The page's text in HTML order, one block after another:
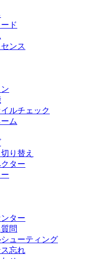
ド
ンス
ルチェック
ム
り替え
ター
ター
問
シューティング
忘れ